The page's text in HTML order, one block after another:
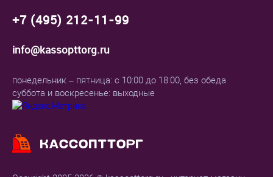
+7 (495) 212-11-99
info@kassopttorg.ru
понедельник – пятница: с 10:00 до 18:00, без обеда
суббота и воскресенье: выходные